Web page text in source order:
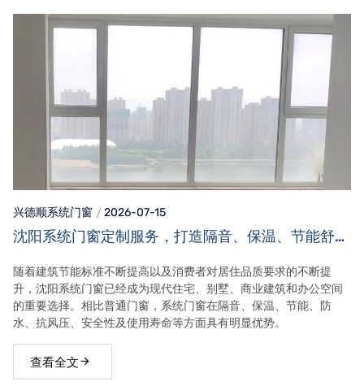
兴德顺系统门窗 2026-07-15
沈阳系统门窗定制服务，打造隔音、保温、节能舒适
随着建筑节能标准不断提高以及消费者对居住品质要求的不断提
升，沈阳系统门窗已经成为现代住宅、别墅、商业建筑和办公空间
的重要选择。相比普通门窗，系统门窗在隔音、保温、节能、防
水、抗风压、安全性及使用寿命等方面具有明显优势。
查看全文